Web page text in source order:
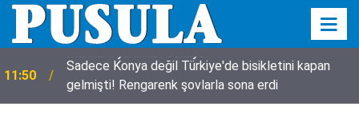
11:50
Sadece Konya değil Türkiye'de bisikletini kapan
gelmişti! Rengarenk şovlarla sona erdi